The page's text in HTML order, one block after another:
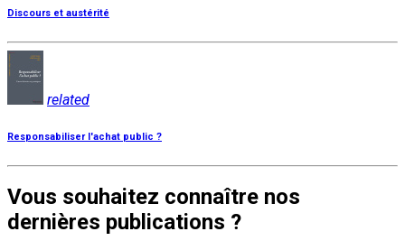
Discours et austérité
related
Responsabiliser l'achat public ?
Vous souhaitez connaître nos
dernières publications ?